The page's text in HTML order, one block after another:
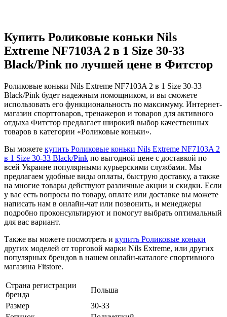
Купить Роликовые коньки Nils
Extreme NF7103A 2 в 1 Size 30-33
Black/Pink по лучшей цене в Фитстор
Роликовые коньки Nils Extreme NF7103A 2 в 1 Size 30-33
Black/Pink будет надежным помощником, и вы сможете
использовать его функциональность по максимуму. Интернет-
магазин спорттоваров, тренажеров и товаров для активного
отдыха Фитстор предлагает широкий выбор качественных
товаров в категории «Роликовые коньки».
Вы можете купить Роликовые коньки Nils Extreme NF7103A 2
в 1 Size 30-33 Black/Pink по выгодной цене с доставкой по
всей Украине популярными курьерскими службами. Мы
предлагаем удобные виды оплаты, быструю доставку, а также
на многие товары действуют различные акции и скидки. Если
у вас есть вопросы по товару, оплате или доставке вы можете
написать нам в онлайн-чат или позвонить, и менеджеры
подробно проконсультируют и помогут выбрать оптимальный
для вас вариант.
Также вы можете посмотреть и купить Роликовые коньки
других моделей от торговой марки Nils Extreme, или других
популярных брендов в нашем онлайн-каталоге спортивного
магазина Fitstore.
Страна регистрации
бренда
Польша
Размер
30-33